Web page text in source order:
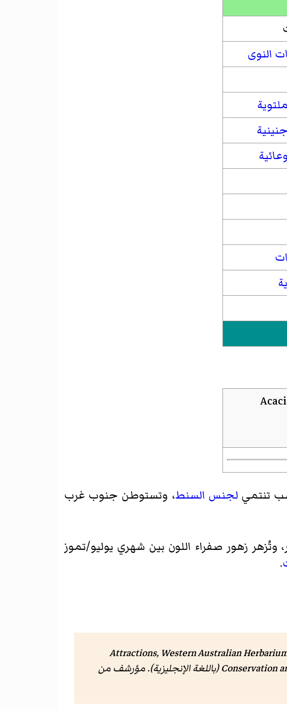
النوى
تنتمي لجنس السنط، وتستوطن جنوب غرب
مُتمددة أحياناً، وتنمو ليصل ارتفاعها بين 0.5 إلى 1.0 متر، وتُزهر زهور صفراء اللون بين شهري يوليو/تموز
.
Attractions, Western Australian
Conservation(باللغة الإنجليزية). مؤرشف من